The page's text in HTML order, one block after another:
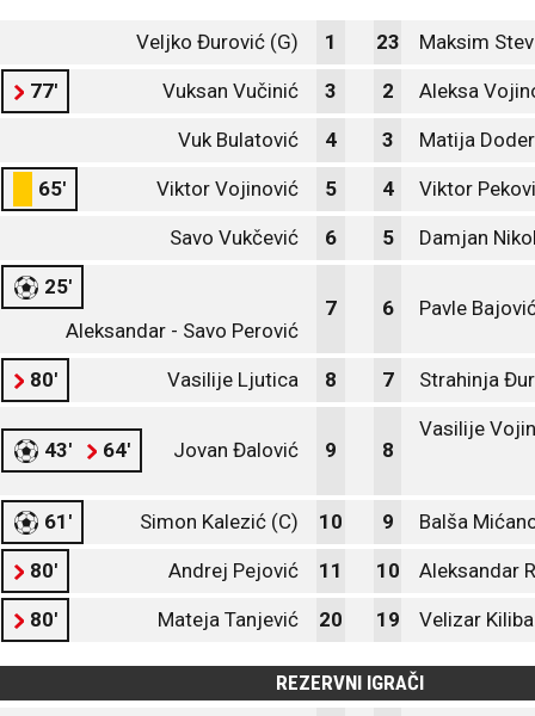
Veljko Đurović (G) 1 23 Maksim
77' Vuksan Vučinić 3 2 Aleksa
Vuk Bulatović 4 3 Matija
65' Viktor Vojinović 5 4 Viktor
Savo Vukčević 6 5 Damjan
25'
Aleksandar - Savo Perović
7 6 Pavle
80' Vasilije Ljutica 8 7 Strahinja
43' 64' Jovan Đalović 9 8
Vasilije
61' Simon Kalezić (C) 10 9 Balša
80' Andrej Pejović 11 10 Aleksandar
80' Mateja Tanjević 20 19 Velizar
REZERVNI IGRAČI